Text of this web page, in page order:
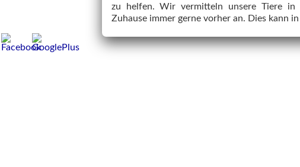
zu helfen. Wir vermitteln unsere Tiere in
Zuhause immer gerne vorher an. Dies kann